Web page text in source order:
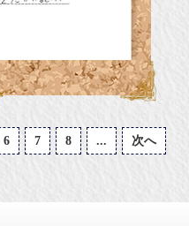
6 7 8 ... 次へ